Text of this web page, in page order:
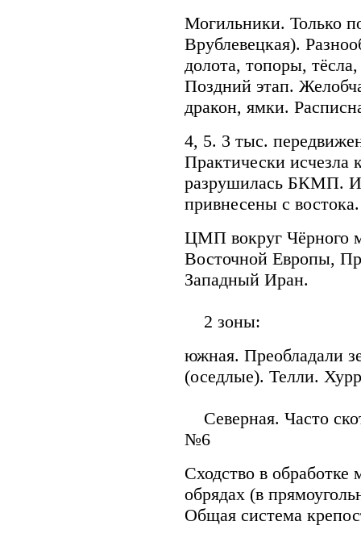
Могильники. Только
Врублевецкая).
долота, топоры,
Поздний этап.
дракон, ямки.
4, 5. 3 тыс.
Практически исчезла
разрушилась БКМП.
привнесены с
ЦМП вокруг Чёрного
Восточной Европы,
Западный Иран.
2 зоны:
южная. Преобладали
(оседлые). Телли.
Северная. Часто
№6
Сходство в обработке
обрядах (в
Общая система